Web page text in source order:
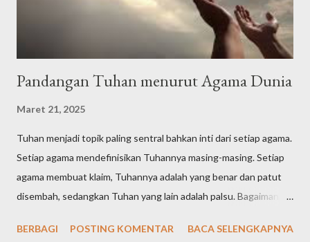
Pandangan Tuhan menurut Agama Dunia
Maret 21, 2025
Tuhan menjadi topik paling sentral bahkan inti dari setiap agama.
Setiap agama mendefinisikan Tuhannya masing-masing. Setiap
agama membuat klaim, Tuhannya adalah yang benar dan patut
disembah, sedangkan Tuhan yang lain adalah palsu. Bagaimana
Yahudi (Yudaisme) Meski ajaran Yahudi telah diajarkan sejak Nabi
BERBAGI POSTING KOMENTAR BACA SELENGKAPNYA